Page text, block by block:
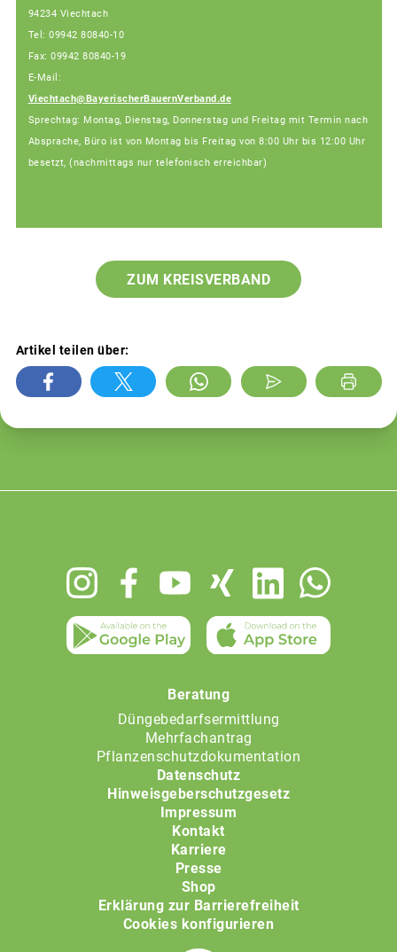
94234 Viechtach
Tel: 09942 80840-10
Fax: 09942 80840-19
E-Mail:
Viechtach@BayerischerBauernVerband.de
Sprechtag: Montag, Dienstag, Donnerstag und Freitag mit Termin nach
Absprache, Büro ist von Montag bis Freitag von 8:00 Uhr bis 12:00 Uhr
besetzt, (nachmittags nur telefonisch erreichbar)
ZUM KREISVERBAND
Artikel teilen über:
Beratung
Düngebedarfsermittlung
Mehrfachantrag
Pflanzenschutzdokumentation
Datenschutz
Hinweisgeberschutzgesetz
Impressum
Kontakt
Karriere
Presse
Shop
Erklärung zur Barrierefreiheit
Cookies konfigurieren